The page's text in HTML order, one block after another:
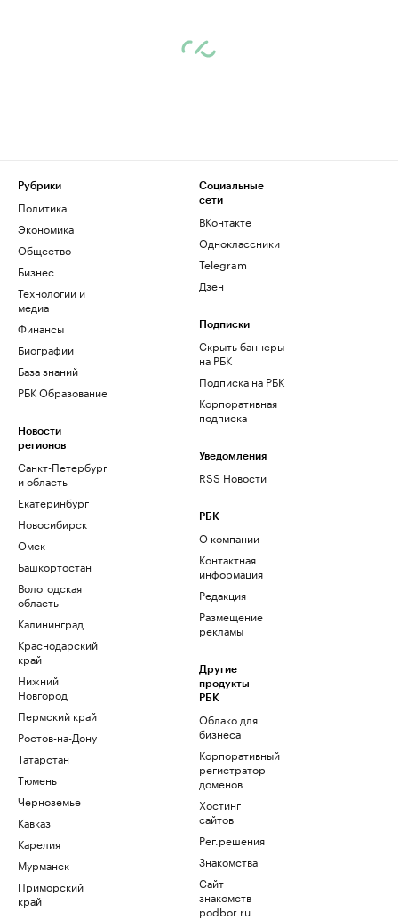
Рубрики
Политика
Экономика
Общество
Бизнес
Технологии и
медиа
Финансы
Биографии
База знаний
РБК Образование
Новости
регионов
Санкт-Петербург
и область
Екатеринбург
Новосибирск
Омск
Башкортостан
Вологодская
область
Калининград
Краснодарский
край
Нижний
Новгород
Пермский край
Ростов-на-Дону
Татарстан
Тюмень
Черноземье
Кавказ
Карелия
Мурманск
Приморский
край
Социальные
сети
ВКонтакте
Одноклассники
Telegram
Дзен
Подписки
Скрыть баннеры
на РБК
Подписка на РБК
Корпоративная
подписка
Уведомления
RSS Новости
РБК
О компании
Контактная
информация
Редакция
Размещение
рекламы
Другие
продукты
РБК
Облако для
бизнеса
Корпоративный
регистратор
доменов
Хостинг
сайтов
Рег.решения
Знакомства
Сайт
знакомств
podbor.ru